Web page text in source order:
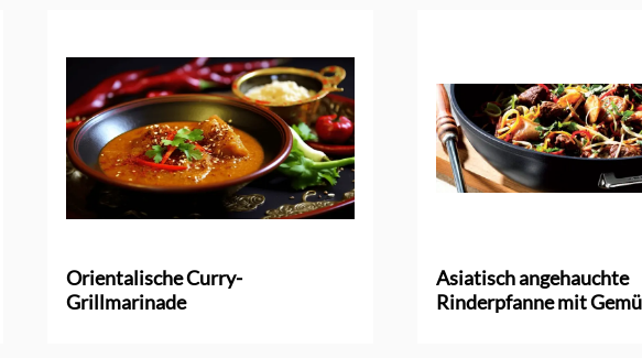
Orientalische Curry-
Grillmarinade
Asiatisch angehauchte
Rinderpfanne mit